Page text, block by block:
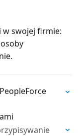
w swojej firmie: